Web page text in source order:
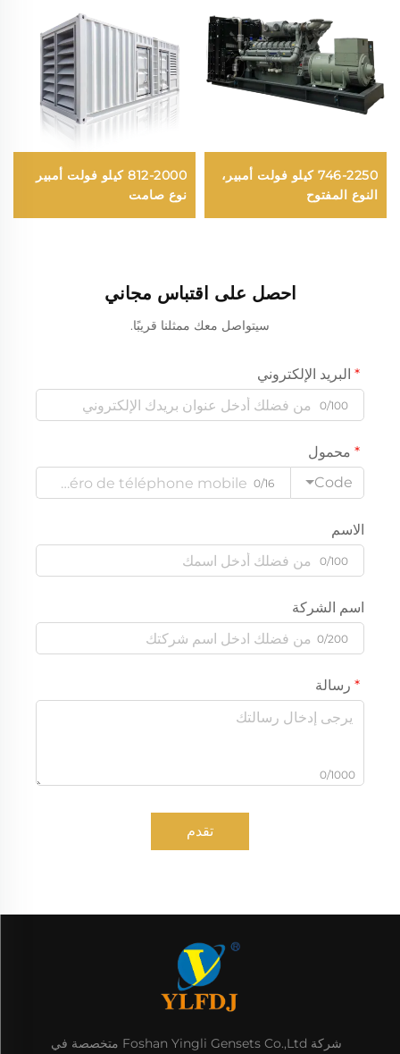
746-2250 كيلو فولت أمبير،
النوع المفتوح
812-2000 كيلو فولت أمبير
نوع صامت
احصل على اقتباس مجاني
سيتواصل معك ممثلنا قريبًا.
البريد الإلكتروني
0/100
محمول
Code
0/16
الاسم
0/100
اسم الشركة
0/200
رسالة
0/1000
تقدم
شركة Foshan Yingli Gensets Co.,Ltd متخصصة في